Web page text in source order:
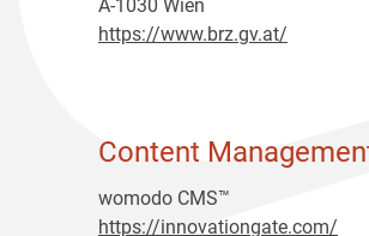
A-1030 Wien
https://www.brz.gv.at/
Content
womodo CMS™
https://innovationgate.com/